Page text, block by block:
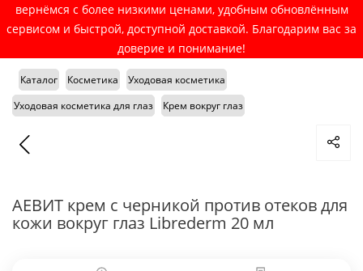
вернёмся с более низкими ценами, удобным обновлённым
сервисом и быстрой, доступной доставкой. Благодарим вас за
доверие и понимание!
Каталог Косметика
Уходовая косметика
Уходовая косметика для глаз
Крем вокруг глаз
АЕВИТ крем с черникой против отеков для
кожи вокруг глаз Librederm 20 мл